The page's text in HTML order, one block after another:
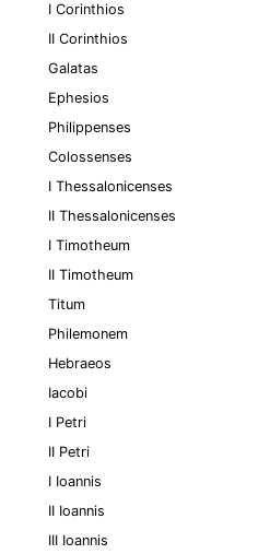
I Corinthios
II Corinthios
Galatas
Ephesios
Philippenses
Colossenses
I Thessalonicenses
II Thessalonicenses
I Timotheum
II Timotheum
Titum
Philemonem
Hebraeos
Iacobi
I Petri
II Petri
I Ioannis
II Ioannis
III Ioannis